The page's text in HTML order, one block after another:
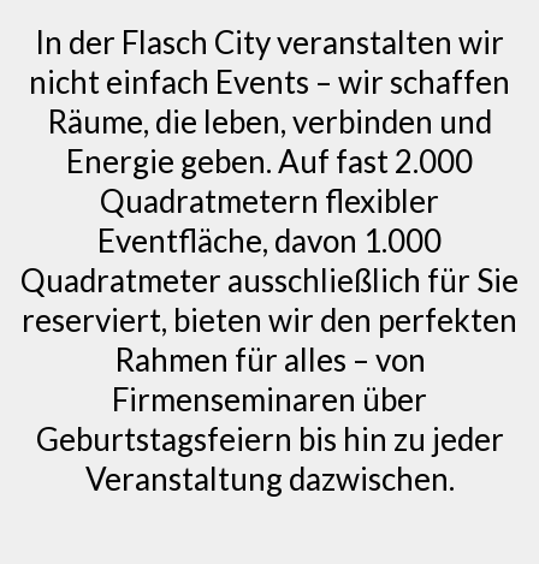
In der Flasch City veranstalten wir
nicht einfach Events – wir schaffen
Räume, die leben, verbinden und
Energie geben. Auf fast 2.000
Quadratmetern flexibler
Eventfläche, davon 1.000
Quadratmeter ausschließlich für Sie
reserviert, bieten wir den perfekten
Rahmen für alles – von
Firmenseminaren über
Geburtstagsfeiern bis hin zu jeder
Veranstaltung dazwischen.